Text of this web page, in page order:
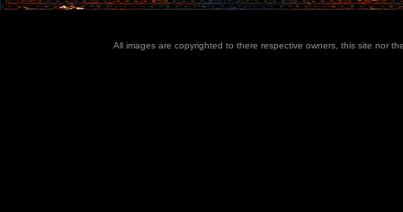
All images are copyrighted to there respective owners, this site nor